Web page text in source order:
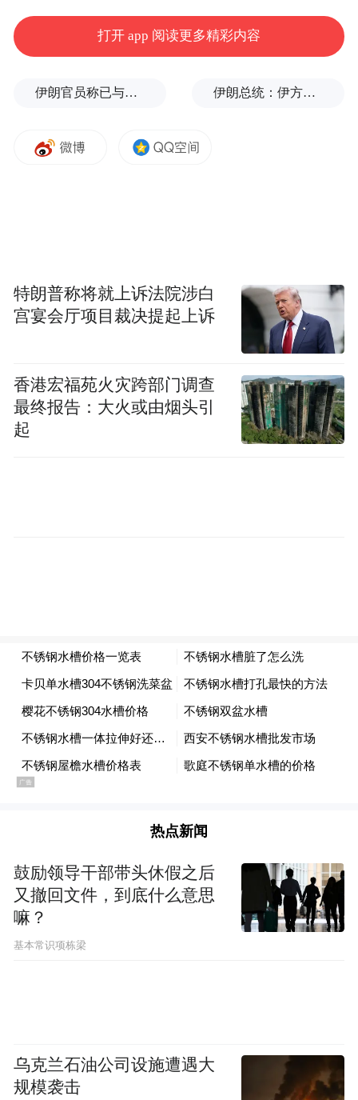
他们迟早会主动找上门来求和，肯定会的。”
频)为凤凰网旗下自媒体平台“大风号”用户上传并发
打开 app 阅读更多精彩内容
伊朗官员称已与阿曼就霍尔木兹海峡通行问题明确总体框架 伊朗总统：伊方未在涉谅解备忘录的谈判中作任何让步
特朗普称将就上诉法院涉白
宫宴会厅项目裁决提起上诉
香港宏福苑火灾跨部门调查
最终报告：大火或由烟头引
起
热点新闻
鼓励领导干部带头休假之后
又撤回文件，到底什么意思
嘛？
基本常识项栋梁
乌克兰石油公司设施遭遇大
规模袭击